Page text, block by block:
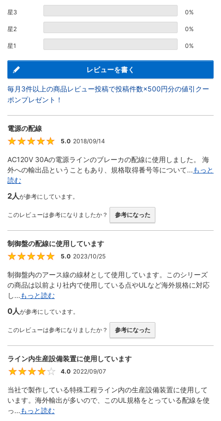
星3 0%
星2 0%
星1 0%
レビューを書く
毎月3件以上の商品レビュー投稿で投稿件数×500円分の値引クー
ポンプレゼント！
電源の配線
5
5.0 2018/09/14
AC120V 30Aの電源ラインのブレーカの配線に使用しました。 海
外への輸出品ということもあり、規格取得番号等について...もっと
読む
2人が参考にしています。
このレビューは参考になりましたか？ 参考になった
制御盤の配線に使用しています
5
5.0 2023/10/25
制御盤内のアース線の線材として使用しています。このシリーズ
の商品は以前より社内で使用している点やULなど海外規格に対応
し...もっと読む
0人が参考にしています。
このレビューは参考になりましたか？ 参考になった
ライン内生産設備装置に使用しています
4
4.0 2022/09/07
当社で製作している特殊工程ライン内の生産設備装置に使用して
います。海外輸出が多いので、このUL規格をとっている配線を使
っ...もっと読む